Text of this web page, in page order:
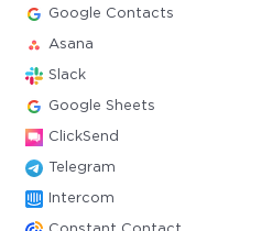
Google Contacts
Asana
Slack
Google Sheets
ClickSend
Telegram
Intercom